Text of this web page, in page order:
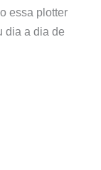
essa plotter
dia a dia de